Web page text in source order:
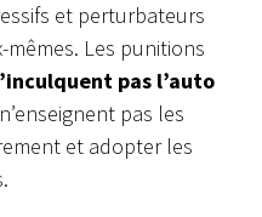
et perturbateurs
Les punitions
pas l’auto
pas les
et adopter les